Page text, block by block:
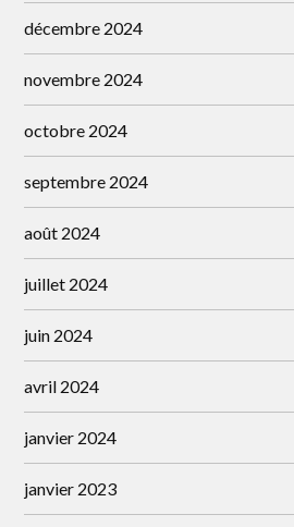
décembre 2024
novembre 2024
octobre 2024
septembre 2024
août 2024
juillet 2024
juin 2024
avril 2024
janvier 2024
janvier 2023